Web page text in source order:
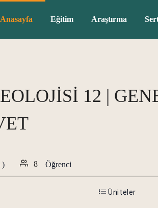
Anasayfa Eğitim Araştırma
12 |
) 8 Öğrenci
Üniteler